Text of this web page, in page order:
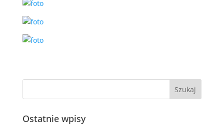
Ostatnie wpisy